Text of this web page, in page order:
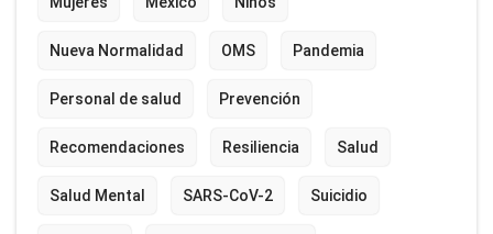
Nueva Normalidad OMS Pandemia
Personal de salud Prevención
Recomendaciones Resiliencia Salud
Salud Mental SARS-CoV-2 Suicidio